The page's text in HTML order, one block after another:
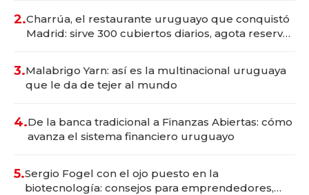
2.Charrúa, el restaurante uruguayo que conquistó
Madrid: sirve 300 cubiertos diarios, agota reservas
3.Malabrigo Yarn: así es la multinacional uruguaya
que le da de tejer al mundo
4.De la banca tradicional a Finanzas Abiertas: cómo
avanza el sistema financiero uruguayo
5.Sergio Fogel con el ojo puesto en la
biotecnología: consejos para emprendedores,